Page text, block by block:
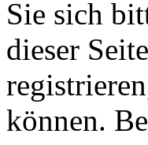
Sie sich
dieser
können.